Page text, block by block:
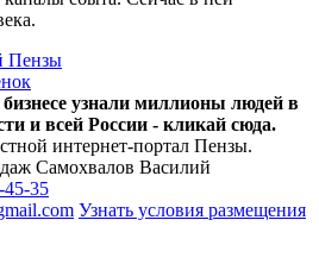
Пензы
узнали миллионы людей в
и всей России - кликай сюда.
интернет-портал Пензы.
Самохвалов Василий
45-35
Узнать условия размещения